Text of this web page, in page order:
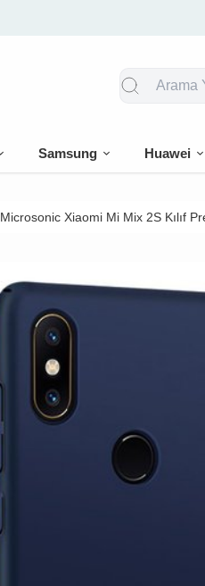
Samsung Huawei
Microsonic Xiaomi Mi Mix 2S Kılıf